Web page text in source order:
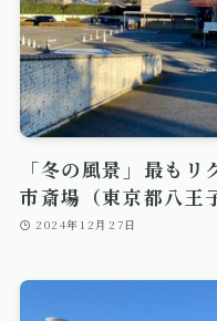
「冬の風景」最も
市斎場（東京都八王
2024年12月27日